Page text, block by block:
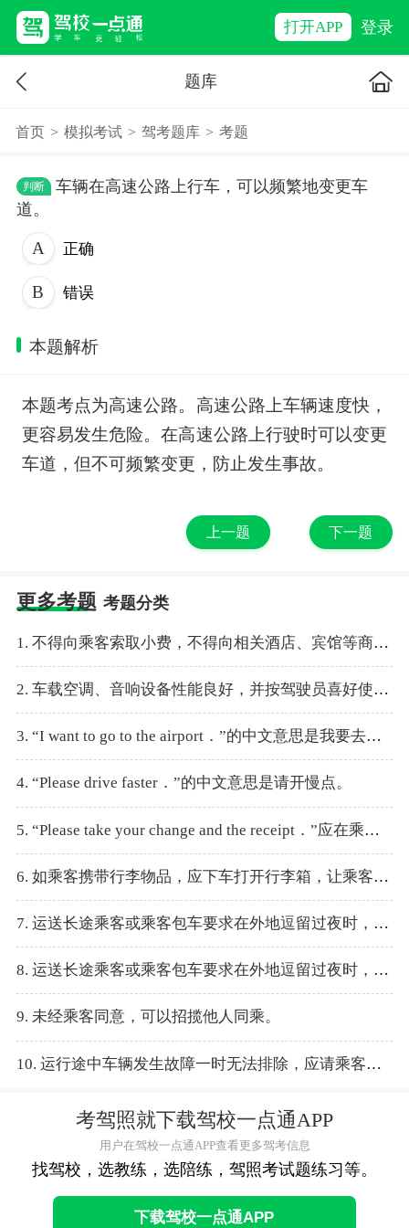
打开APP 登录
题库
首页 > 模拟考试 > 驾考题库 > 考题
判断
车辆在高速公路上行车，可以频繁地变更车
道。
正确
错误
本题解析
本题考点为高速公路。高速公路上车辆速度快，
更容易发生危险。在高速公路上行驶时可以变更
车道，但不可频繁变更，防止发生事故。
上一题 下一题
更多考题 考题分类
1. 不得向乘客索取小费，不得向相关酒店、宾馆等商业单位索取回扣。
2. 车载空调、音响设备性能良好，并按驾驶员喜好使用。
3. “I want to go to the airport．”的中文意思是我要去车站。
4. “Please drive faster．”的中文意思是请开慢点。
5. “Please take your change and the receipt．”应在乘客上车时说。
6. 如乘客携带行李物品，应下车打开行李箱，让乘客自己将行李安放好。
7. 运送长途乘客或乘客包车要求在外地逗留过夜时，从业人员须报企业及向有关部门登记目的地、途经路线及乘客身份等。
8. 运送长途乘客或乘客包车要求在外地逗留过夜时，从业人员无需报备。
9. 未经乘客同意，可以招揽他人同乘。
10. 运行途中车辆发生故障一时无法排除，应请乘客改乘其他车辆。
考驾照就下载驾校一点通APP
用户在驾校一点通APP查看更多驾考信息
找驾校，选教练，选陪练，驾照考试题练习等。
下载驾校一点通APP